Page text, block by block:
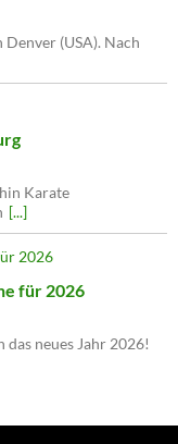
(USA). Nach
Karate
[...]
für 2026
neues Jahr 2026!